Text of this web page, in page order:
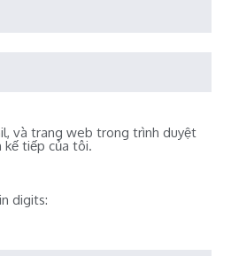
và trang web trong trình duyệt
kế tiếp của tôi.
digits: